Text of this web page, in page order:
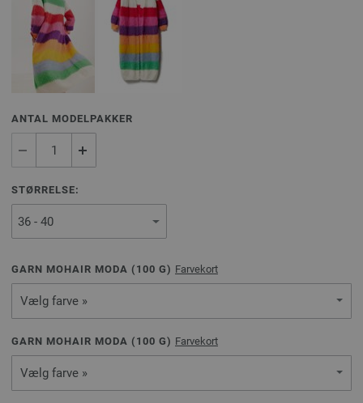
ANTAL MODELPAKKER
STØRRELSE:
GARN MOHAIR MODA ( 100 G) Farvekort
Vælg farve »
GARN MOHAIR MODA ( 100 G) Farvekort
Vælg farve »